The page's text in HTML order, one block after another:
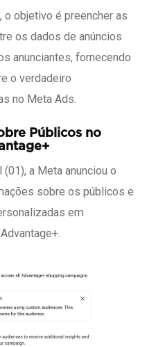
objetivo é preencher as
os dados de anúncios
anunciantes, fornecendo
o verdadeiro
no Meta Ads.
Públicos no
a Meta anunciou o
sobre os públicos e
em